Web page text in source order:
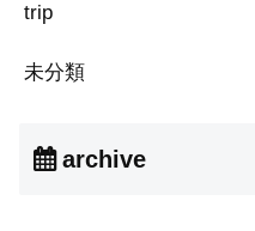
trip
未分類
archive